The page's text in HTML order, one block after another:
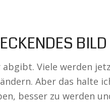
BILD
Viele werden
Aber das halte
besser zu werden